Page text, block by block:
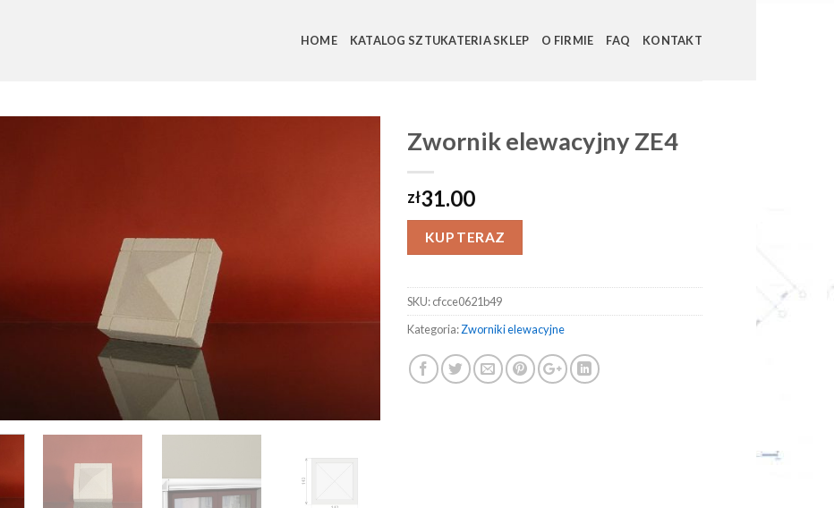
HOME KATALOG SZTUKATERIA SKLEP O FIRMIE FAQ KONTAKT
Zwornik elewacyjny ZE4
zł31.00
KUP TERAZ
SKU:cfcce0621b49
Kategoria:Zworniki elewacyjne